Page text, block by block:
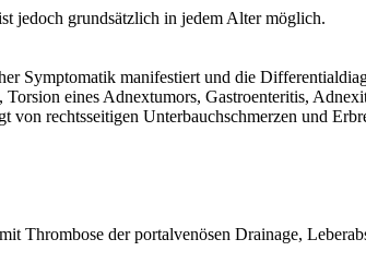
jedoch grundsätzlich in jedem Alter möglich.
Symptomatik manifestiert und die
eines Adnextumors, Gastroenteritis,
rechtsseitigen Unterbauchschmerzen und
der portalvenösen Drainage,